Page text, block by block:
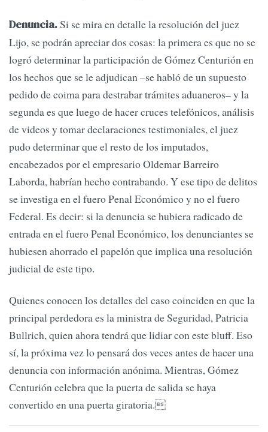
Denuncia.Si se mira en detalle la resolución del juez
Lijo, se podrán apreciar dos cosas: la primera es que no se
logró determinar la participación de Gómez Centurión en
los hechos que se le adjudican –se habló de un supuesto
pedido de coima para destrabar trámites aduaneros– y la
segunda es que luego de hacer cruces telefónicos, análisis
de videos y tomar declaraciones testimoniales, el juez
pudo determinar que el resto de los imputados,
encabezados por el empresario Oldemar Barreiro
Laborda, habrían hecho contrabando. Y ese tipo de delitos
se investiga en el fuero Penal Económico y no el fuero
Federal. Es decir: si la denuncia se hubiera radicado de
entrada en el fuero Penal Económico, los denunciantes se
hubiesen ahorrado el papelón que implica una resolución
judicial de este tipo.
Quienes conocen los detalles del caso coinciden en que la
principal perdedora es la ministra de Seguridad, Patricia
Bullrich, quien ahora tendrá que lidiar con este bluff. Eso
sí, la próxima vez lo pensará dos veces antes de hacer una
denuncia con información anónima. Mientras, Gómez
Centurión celebra que la puerta de salida se haya
convertido en una puerta giratoria.